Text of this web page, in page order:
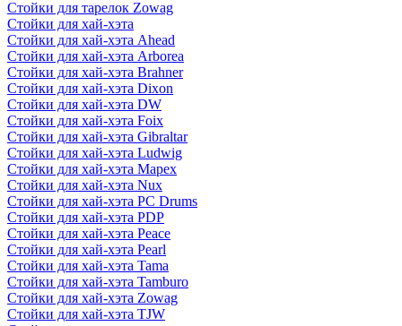
Стойки для тарелок Zowag
Стойки для хай-хэта
Стойки для хай-хэта Ahead
Стойки для хай-хэта Arborea
Стойки для хай-хэта Brahner
Стойки для хай-хэта Dixon
Стойки для хай-хэта DW
Стойки для хай-хэта Foix
Стойки для хай-хэта Gibraltar
Стойки для хай-хэта Ludwig
Стойки для хай-хэта Mapex
Стойки для хай-хэта Nux
Стойки для хай-хэта PC Drums
Стойки для хай-хэта PDP
Стойки для хай-хэта Peace
Стойки для хай-хэта Pearl
Стойки для хай-хэта Tama
Стойки для хай-хэта Tamburo
Стойки для хай-хэта Zowag
Стойки для хай-хэта TJW